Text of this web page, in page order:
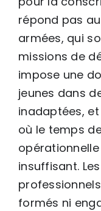
répond pas
armées, qui
missions de
impose une
jeunes dans
inadaptées, et
où le temps
insuffisant.
formés ni